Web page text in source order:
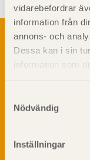
vidarebefordrar
information från
annons- och
Dessa kan i sin
information som
Nödvändig
Inställningar
Materialet trä
Skogsbruk
Barrträdets
Kemisk
TräGuiden är